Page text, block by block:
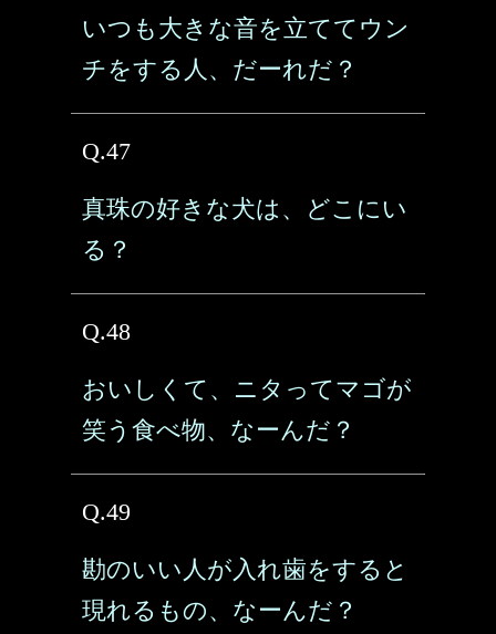
いつも大きな音を立ててウン
チをする人、だーれだ？
Q.47
真珠の好きな犬は、どこにい
る？
Q.48
おいしくて、ニタってマゴが
笑う食べ物、なーんだ？
Q.49
勘のいい人が入れ歯をすると
現れるもの、なーんだ？